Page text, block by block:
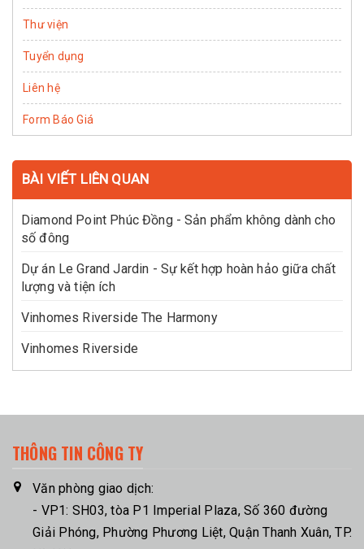
Thư viện
Tuyển dụng
Liên hệ
Form Báo Giá
BÀI VIẾT LIÊN QUAN
Diamond Point Phúc Đồng - Sản phẩm không dành cho
số đông
Dự án Le Grand Jardin - Sự kết hợp hoàn hảo giữa chất
lượng và tiện ích
Vinhomes Riverside The Harmony
Vinhomes Riverside
THÔNG TIN CÔNG TY
Văn phòng giao dịch:
- VP1: SH03, tòa P1 Imperial Plaza, Số 360 đường
Giải Phóng, Phường Phương Liệt, Quận Thanh Xuân, TP.